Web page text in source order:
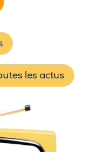
les actus